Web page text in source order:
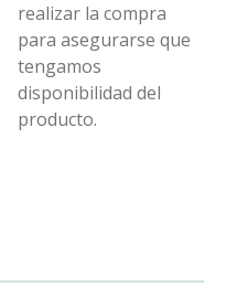
realizar la compra
para asegurarse que
tengamos
disponibilidad del
producto.